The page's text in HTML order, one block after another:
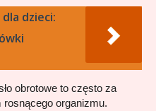
dzieci:
obrotowe to często za
rosnącego organizmu.